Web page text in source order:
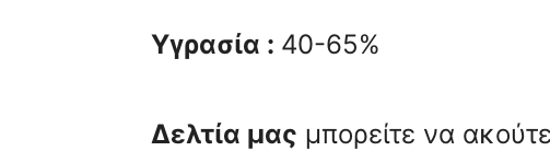
Υγρασία : 40-65%
Δελτία μας μπορείτε να